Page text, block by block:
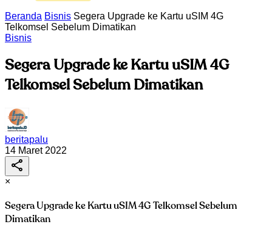
Beranda Bisnis Segera Upgrade ke Kartu uSIM 4G
Telkomsel Sebelum Dimatikan
Bisnis
Segera Upgrade ke Kartu uSIM 4G
Telkomsel Sebelum Dimatikan
beritapalu
14 Maret 2022
×
Segera Upgrade ke Kartu uSIM 4G Telkomsel Sebelum
Dimatikan